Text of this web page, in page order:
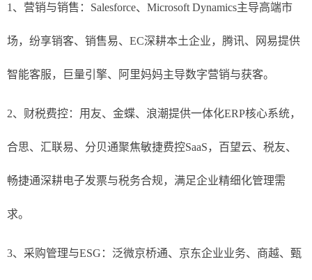
1、营销与销售：Salesforce、Microsoft Dynamics主导高端市
场，纷享销客、销售易、EC深耕本土企业，腾讯、网易提供
智能客服，巨量引擎、阿里妈妈主导数字营销与获客。
2、财税费控：用友、金蝶、浪潮提供一体化ERP核心系统，
合思、汇联易、分贝通聚焦敏捷费控SaaS，百望云、税友、
畅捷通深耕电子发票与税务合规，满足企业精细化管理需
求。
3、采购管理与ESG：泛微京桥通、京东企业业务、商越、甄